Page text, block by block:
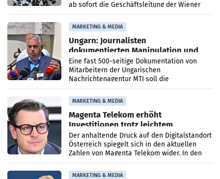
ab sofort die Geschäftsleitung der Wiener
PR-Agentur an der Seite von Josef Kalina und
Anna Kalina-Mahr.
MARKETING & MEDIA
Ungarn: Journalisten
dokumentierten Manipulation und
Zensur
Eine fast 500-seitige Dokumentation von
Mitarbeitern der Ungarischen
Nachrichtenagentur MTI soll die
systematische Nachrichten-Manipulation und
Zensur bei der Agentur während der Zeit
MARKETING & MEDIA
Magenta Telekom erhöht
Investitionen trotz leichtem
Umsatzrückgang
Der anhaltende Druck auf den Digitalstandort
Österreich spiegelt sich in den aktuellen
Zahlen von Magenta Telekom wider. In den
ersten sechs Monaten des laufenden Jahres
verzeichnete
MARKETING & MEDIA